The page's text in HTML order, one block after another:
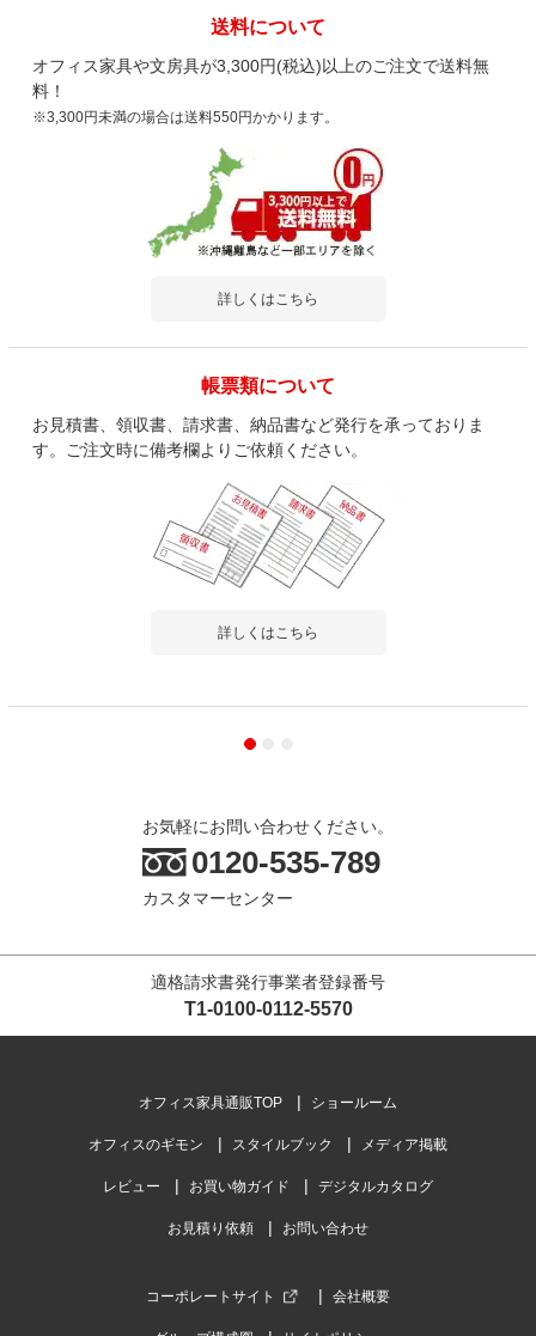
送料について
オフィス家具や文房具が3,300円(税込)以上のご注文で送料無
料！
※3,300円未満の場合は送料550円かかります。
詳しくはこちら
帳票類について
お見積書、領収書、請求書、納品書など発行を承っておりま
す。ご注文時に備考欄よりご依頼ください。
詳しくはこちら
お気軽にお問い合わせください。
0120-535-789
カスタマーセンター
適格請求書発行事業者登録番号
T1-0100-0112-5570
オフィス家具通販TOP ショールーム
オフィスのギモン スタイルブック メディア掲載
レビュー お買い物ガイド デジタルカタログ
お見積り依頼 お問い合わせ
コーポレートサイト 会社概要